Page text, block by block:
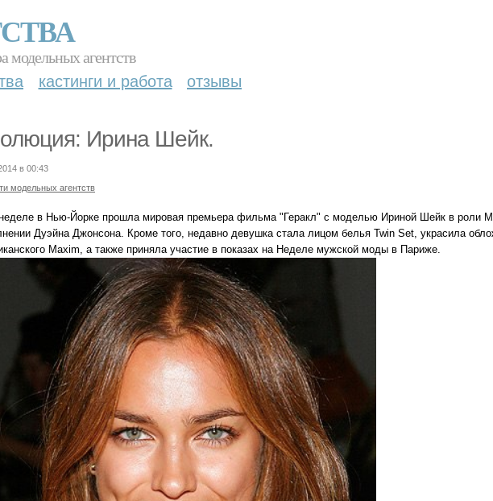
модельных агентств
кастинги и работа отзывы
Ирина Шейк.
в 00:43
модельных агентств
в Нью-Йорке прошла мировая премьера фильма "Геракл" с моделью Ириной Шейк в роли
Дуэйна Джонсона. Кроме того, недавно девушка стала лицом белья Twin Set, украсила
Maxim, а также приняла участие в показах на Неделе мужской моды в Париже.